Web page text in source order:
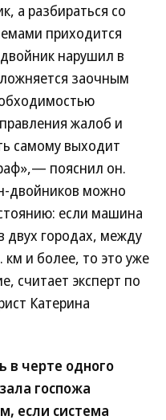
а разбираться со
приходится
нарушил в
заочным
жалоб и
самому выходит
пояснил он.
двойников можно
если машина
двух городах, между
км и более, то это уже
считает эксперт по
Катерина
в черте одного
госпожа
если система